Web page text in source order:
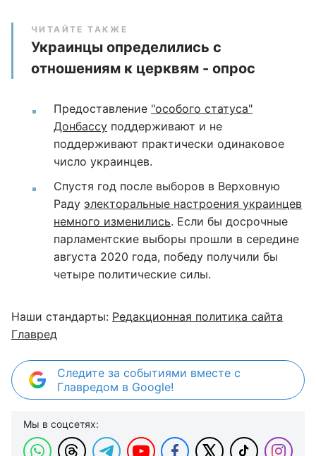
ЧИТАЙТЕ ТАКЖЕ
Украинцы определились с
отношениям к церквям - опрос
Предоставление "особого статуса"
Донбассу поддерживают и не
поддерживают практически одинаковое
число украинцев.
Спустя год после выборов в Верховную
Раду электоральные настроения украинцев
немного изменились. Если бы досрочные
парламентские выборы прошли в середине
августа 2020 года, победу получили бы
четыре политические силы.
Наши стандарты: Редакционная политика сайта
Главред
Следите за событиями вместе с
Главредом в Google!
Мы в соцсетях: